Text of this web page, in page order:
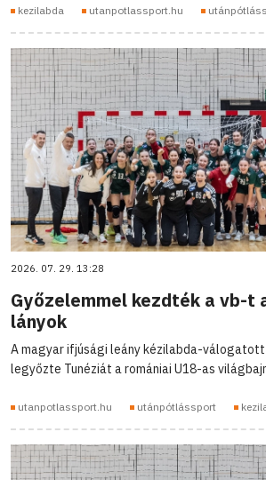
kezilabda utanpotlassport.hu
2026. 07. 29. 13:28
Győzelemmel kezdték a vb-t
lányok
A magyar ifjúsági leány kézilabda-
legyőzte Tunéziát a romániai U18-as
utanpotlassport.hu utánpótlássport